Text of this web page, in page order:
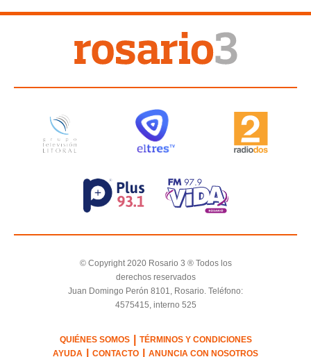
© Copyright 2020 Rosario 3 ® Todos los
derechos reservados
Juan Domingo Perón 8101, Rosario. Teléfono:
4575415, interno 525
QUIÉNES SOMOS
TÉRMINOS Y CONDICIONES
AYUDA
CONTACTO ANUNCIA CON NOSOTROS